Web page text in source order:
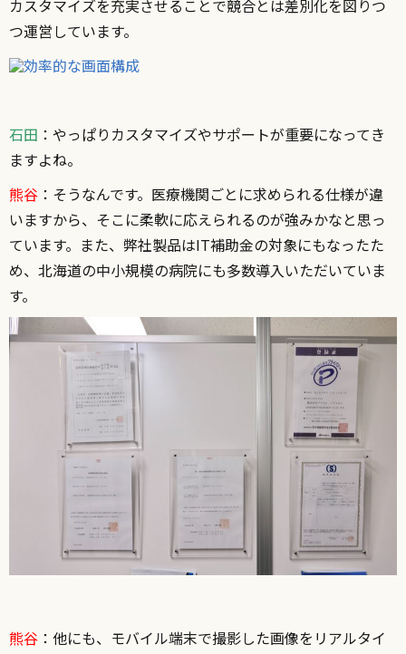
カスタマイズを充実させることで競合とは差別化を図りつ
つ運営しています。
石田 ：やっぱりカスタマイズやサポートが重要になってき
ますよね。
熊谷 ：そうなんです。医療機関ごとに求められる仕様が違
いますから、そこに柔軟に応えられるのが強みかなと思っ
ています。また、弊社製品はIT補助金の対象にもなったた
め、北海道の中小規模の病院にも多数導入いただいていま
す。
熊谷 ：他にも、モバイル端末で撮影した画像をリアルタイ